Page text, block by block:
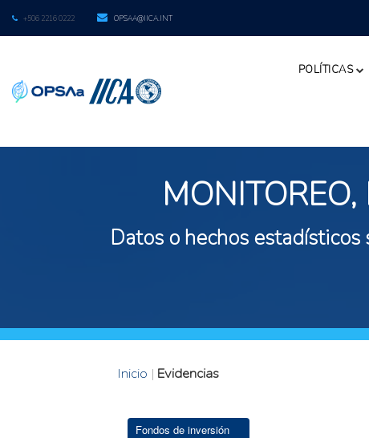
+506 2216 0222 OPSAA@IICA.INT
POLÍTICAS
Datos o hechos
Inicio | Evidencias
Fondos de inversión